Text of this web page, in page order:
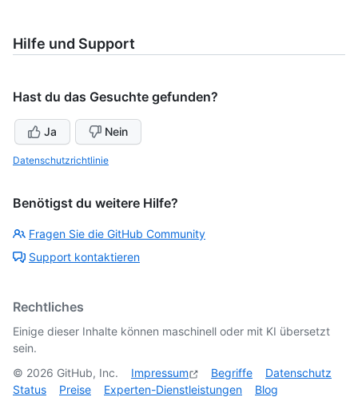
Hilfe und Support
Hast du das Gesuchte gefunden?
Ja Nein
Datenschutzrichtlinie
Benötigst du weitere Hilfe?
Fragen Sie die GitHub Community
Support kontaktieren
Rechtliches
Einige dieser Inhalte können maschinell oder mit KI übersetzt
sein.
© 2026 GitHub, Inc. Impressum Begriffe
Datenschutz
Status
Preise Experten-Dienstleistungen Blog